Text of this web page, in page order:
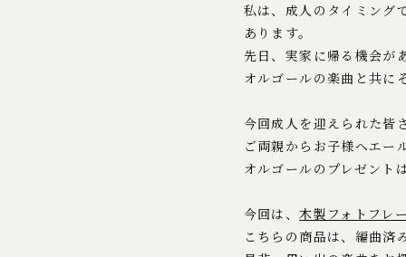
私は、成人のタイミング
あります。
先日、実家に帰る機会が
オルゴールの楽曲と共に
今回成人を迎えられた皆
ご両親からお子様へエー
オルゴールのプレゼント
今回は、木製フォトフレ
こちらの商品は、編曲済